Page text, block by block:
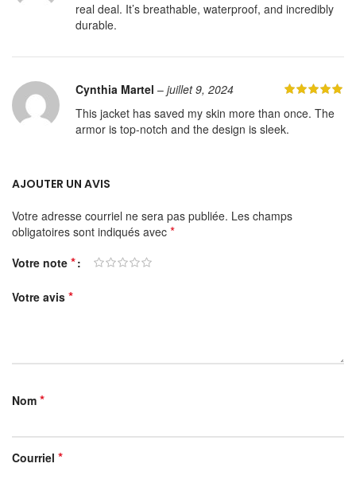
real deal. It’s breathable, waterproof, and incredibly
durable.
Cynthia Martel – juillet 9, 2024
This jacket has saved my skin more than once. The
armor is top-notch and the design is sleek.
AJOUTER UN AVIS
Votre adresse courriel ne sera pas publiée. Les champs
obligatoires sont indiqués avec *
Votre note *
Votre avis *
Nom *
Courriel *